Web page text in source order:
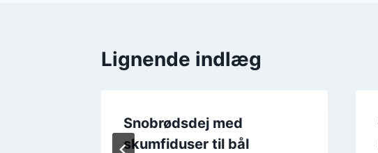
Lignende indlæg
Snobrødsdej med
skumfiduser til bål